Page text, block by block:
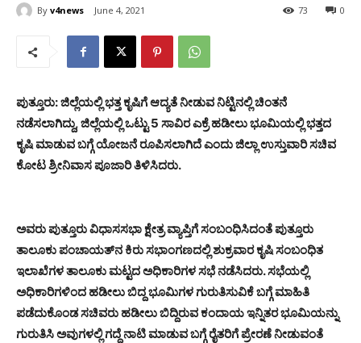
By v4news June 4, 2021 0
73
ಪುತ್ತೂರು: ಜಿಲ್ಲೆಯಲ್ಲಿ ಭತ್ತ ಕೃಷಿಗೆ ಆದ್ಯತೆ ನೀಡುವ ನಿಟ್ಟಿನಲ್ಲಿ ಚಿಂತನೆ
ನಡೆಸಲಾಗಿದ್ದು, ಜಿಲ್ಲೆಯಲ್ಲಿ ಒಟ್ಟು 5 ಸಾವಿರ ಎಕ್ರೆ ಹಡೀಲು ಭೂಮಿಯಲ್ಲಿ ಭತ್ತದ
ಕೃಷಿ ಮಾಡುವ ಬಗ್ಗೆ ಯೋಜನೆ ರೂಪಿಸಲಾಗಿದೆ ಎಂದು ಜಿಲ್ಲಾ ಉಸ್ತುವಾರಿ ಸಚಿವ
ಕೋಟ ಶ್ರೀನಿವಾಸ ಪೂಜಾರಿ ತಿಳಿಸಿದರು.
ಅವರು ಪುತ್ತೂರು ವಿಧಾಸಸಭಾ ಕ್ಷೇತ್ರ ವ್ಯಾಪ್ತಿಗೆ ಸಂಬಂಧಿಸಿದಂತೆ ಪುತ್ತೂರು
ತಾಲೂಕು ಪಂಚಾಯತ್‍ನ ಕಿರು ಸಭಾಂಗಣದಲ್ಲಿ ಶುಕ್ರವಾರ ಕೃಷಿ ಸಂಬಂಧಿತ
ಇಲಾಖೆಗಳ ತಾಲೂಕು ಮಟ್ಟದ ಅಧಿಕಾರಿಗಳ ಸಭೆ ನಡೆಸಿದರು. ಸಭೆಯಲ್ಲಿ
ಅಧಿಕಾರಿಗಳಿಂದ ಹಡೀಲು ಬಿದ್ದ ಭೂಮಿಗಳ ಗುರುತಿಸುವಿಕೆ ಬಗ್ಗೆ ಮಾಹಿತಿ
ಪಡೆದುಕೊಂಡ ಸಚಿವರು ಹಡೀಲು ಬಿದ್ದಿರುವ ಕಂದಾಯ ಇನ್ನಿತರ ಭೂಮಿಯನ್ನು
ಗುರುತಿಸಿ ಅವುಗಳಲ್ಲಿ ಗದ್ದೆ ನಾಟಿ ಮಾಡುವ ಬಗ್ಗೆ ರೈತರಿಗೆ ಪ್ರೇರಣೆ ನೀಡುವಂತೆ